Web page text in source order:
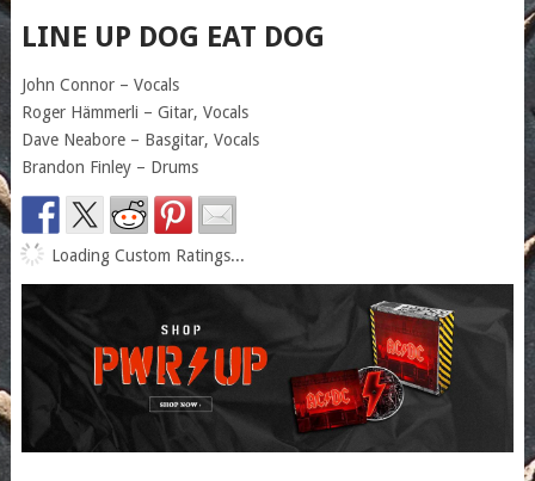
LINE UP DOG EAT DOG
John Connor – Vocals
Roger Hämmerli – Gitar, Vocals
Dave Neabore – Basgitar, Vocals
Brandon Finley – Drums
Loading Custom Ratings...